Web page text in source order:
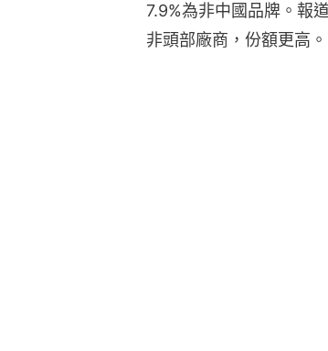
7.9%為非中國品牌。報
非頭部廠商，份額更高。